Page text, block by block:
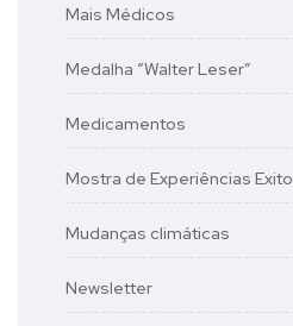
Mais Médicos
Medalha “Walter Leser”
Medicamentos
Mostra de Experiências
Mudanças climáticas
Newsletter